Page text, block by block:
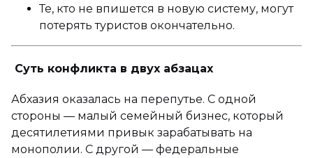
Те, кто не впишется в новую систему, могут
потерять туристов окончательно.
Суть конфликта в двух абзацах
Абхазия оказалась на перепутье. С одной
стороны — малый семейный бизнес, который
десятилетиями привык зарабатывать на
монополии. С другой — федеральные